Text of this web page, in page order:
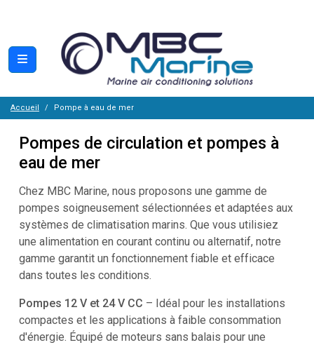
Accueil Pompe à eau de mer
Pompes de circulation et pompes à
eau de mer
Chez MBC Marine, nous proposons une gamme de
pompes soigneusement sélectionnées et adaptées aux
systèmes de climatisation marins. Que vous utilisiez
une alimentation en courant continu ou alternatif, notre
gamme garantit un fonctionnement fiable et efficace
dans toutes les conditions.
Pompes 12 V et 24 V CC – Idéal pour les installations
compactes et les applications à faible consommation
d'énergie. Équipé de moteurs sans balais pour une